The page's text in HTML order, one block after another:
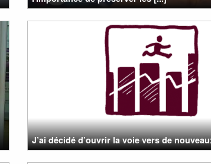
J’ai décidé d’ouvrir la voie vers de